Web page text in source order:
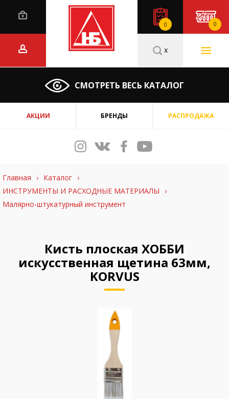
0 0
СМОТРЕТЬ ВЕСЬ КАТАЛОГ
x
АКЦИИ БРЕНДЫ РАСПРОДАЖА
Главная › Каталог ›
ИНСТРУМЕНТЫ И РАСХОДНЫЕ МАТЕРИАЛЫ
›
Малярно-штукатурный инструмент
Кисть плоская ХОББИ
искусственная щетина 63мм,
KORVUS